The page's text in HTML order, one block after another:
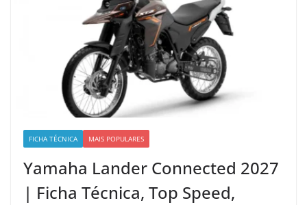
FICHA TÉCNICA MAIS POPULARES
Yamaha Lander Connected 2027
| Ficha Técnica, Top Speed,